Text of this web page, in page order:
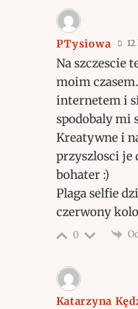
PTysiowa
Na szczescie
moim
internetem i
spodobaly mi
Kreatywne i
przyszlosci je
bohater :)
Plaga selfie
czerwony
0
Katarzyna